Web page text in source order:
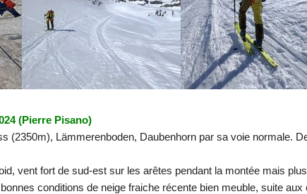
(Pierre Pisano)
(2350m), Lämmerenboden, Daubenhorn par sa voie normale.
vent fort de sud-est sur les arêtes pendant la montée mais
conditions de neige fraiche récente bien meuble, suite